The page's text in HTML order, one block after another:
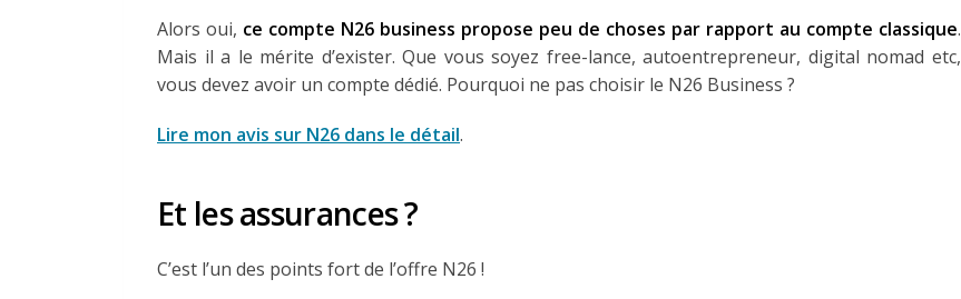
Alors oui, ce compte N26 business propose peu de choses par rapport au compte classique.
Mais il a le mérite d’exister. Que vous soyez free-lance, autoentrepreneur, digital nomad etc,
vous devez avoir un compte dédié. Pourquoi ne pas choisir le N26 Business ?
Lire mon avis sur N26 dans le détail.
Et les assurances ?
C’est l’un des points fort de l’offre N26 !